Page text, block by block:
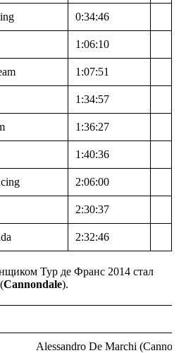
0:34:46
1:06:10
1:07:51
1:34:57
1:36:27
1:40:36
2:06:00
2:30:37
2:32:46
Тур де Франс 2014 стал
(Cannondale).
Alessandro De Marchi